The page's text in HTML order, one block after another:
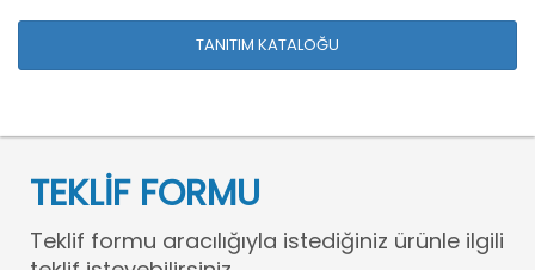
TANITIM KATALOĞU
TEKLİF FORMU
Teklif formu aracılığıyla istediğiniz ürünle ilgili